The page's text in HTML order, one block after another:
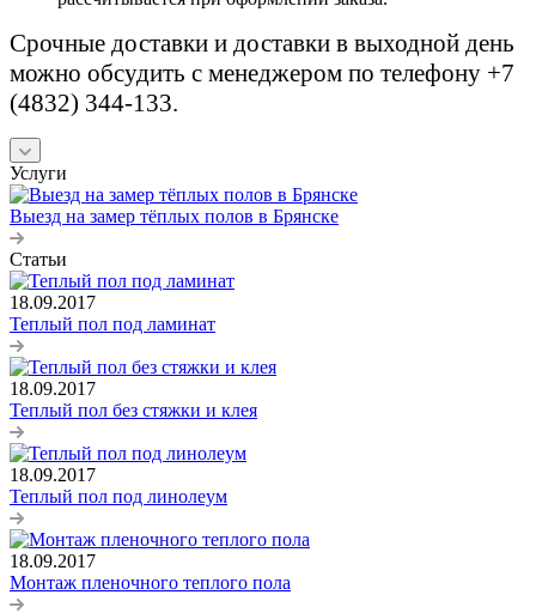
Срочные доставки и доставки в выходной день
можно обсудить с менеджером по телефону +7
(4832) 344-133.
Услуги
Выезд на замер тёплых полов в Брянске
Статьи
18.09.2017
Теплый пол под ламинат
18.09.2017
Теплый пол без стяжки и клея
18.09.2017
Теплый пол под линолеум
18.09.2017
Монтаж пленочного теплого пола